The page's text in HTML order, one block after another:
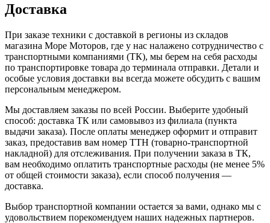
Доставка
При заказе техники с доставкой в регионы из складов
магазина Море Моторов, где у нас налажено сотрудничество с
транспортными компаниями (ТК), мы берем на себя расходы
по транспортировке товара до терминала отправки. Детали и
особые условия доставки вы всегда можете обсудить с вашим
персональным менеджером.
Мы доставляем заказы по всей России. Выберите удобный
способ: доставка ТК или самовывоз из филиала (пункта
выдачи заказа). После оплаты менеджер оформит и отправит
заказ, предоставив вам номер ТТН (товарно-транспортной
накладной) для отслеживания. При получении заказа в ТК,
вам необходимо оплатить транспортные расходы (не менее 5%
от общей стоимости заказа), если способ получения —
доставка.
Выбор транспортной компании остается за вами, однако мы с
удовольствием порекомендуем наших надежных партнеров.